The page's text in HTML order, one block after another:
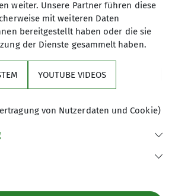
Alpenvereins e.V.
weiter. Unsere Partner führen diese
mit weiteren Daten
bereitgestellt haben oder die sie
der Dienste gesammelt haben.
YOUTUBE VIDEOS
von Nutzerdaten und Cookie)